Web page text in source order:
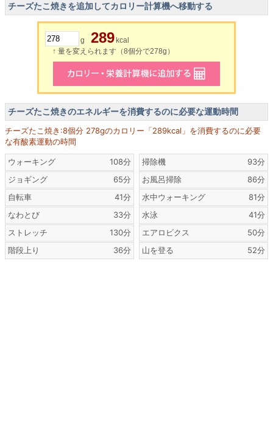
チーズたこ焼きを追加してカロリー計算機へ移動する
g 289 kcal
↑ 量を変えられます（8個分で278g）
チーズたこ焼きのエネルギーを消費するのに必要な運動時間
チーズたこ焼き:8個分 278gのカロリー「289kcal」を消費するのに必要
な有酸素運動の時間
ウォーキング
108分
ジョギング
65分
自転車
41分
なわとび
33分
ストレッチ
130分
階段上り
36分
掃除機
93分
お風呂掃除
86分
水中ウォーキング
81分
水泳
41分
エアロビクス
50分
山を登る
52分